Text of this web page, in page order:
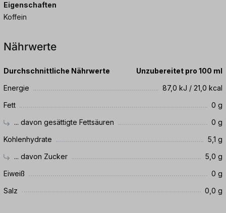
Eigenschaften
Koffein
Nährwerte
Durchschnittliche Nährwerte
Unzubereitet pro 100 ml
Energie
87,0 kJ / 21,0 kcal
Fett
0 g
... davon gesättigte Fettsäuren
0 g
Kohlenhydrate
5,1 g
... davon Zucker
5,0 g
Eiweiß
0 g
Salz
0,0 g